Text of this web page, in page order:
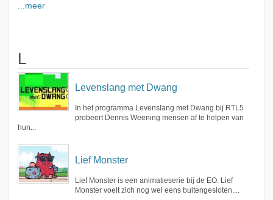
...meer
L
Levenslang met Dwang
In het programma Levenslang met Dwang bij RTL5
probeert Dennis Weening mensen af te helpen van
hun...
Lief Monster
Lief Monster is een animatieserie bij de EO. Lief
Monster voelt zich nog wel eens buitengesloten....